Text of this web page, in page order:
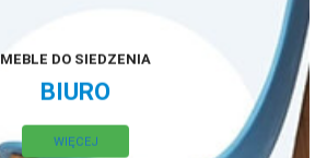
MEBLE DO SIEDZENIA
BIURO
WIĘCEJ